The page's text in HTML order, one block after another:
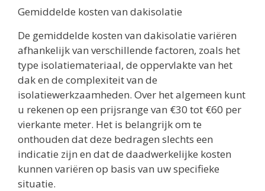
Gemiddelde kosten van dakisolatie
De gemiddelde kosten van dakisolatie variëren
afhankelijk van verschillende factoren, zoals het
type isolatiemateriaal, de oppervlakte van het
dak en de complexiteit van de
isolatiewerkzaamheden. Over het algemeen kunt
u rekenen op een prijsrange van €30 tot €60 per
vierkante meter. Het is belangrijk om te
onthouden dat deze bedragen slechts een
indicatie zijn en dat de daadwerkelijke kosten
kunnen variëren op basis van uw specifieke
situatie.